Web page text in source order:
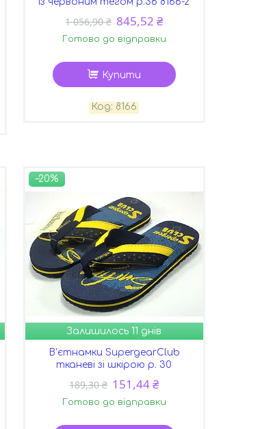
1 056,90 ₴ 845,52 ₴
Готово до відправки
Купити
8166
–20%
Залишилось 11 днів
В'єтнамки SupergearClub
тканеві зі шкірою р. 30
189,30 ₴ 151,44 ₴
Готово до відправки